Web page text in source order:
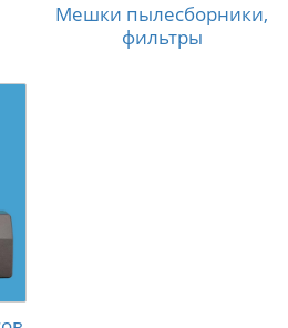
Мешки пылесборники,
фильтры